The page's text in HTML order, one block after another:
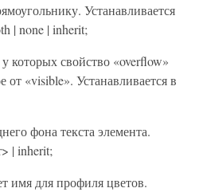
Устанавливается
| none | inherit;
которых свойство «overflow»
от «visible». Устанавливается в
фона текста элемента.
| inherit;
имя для профиля цветов.